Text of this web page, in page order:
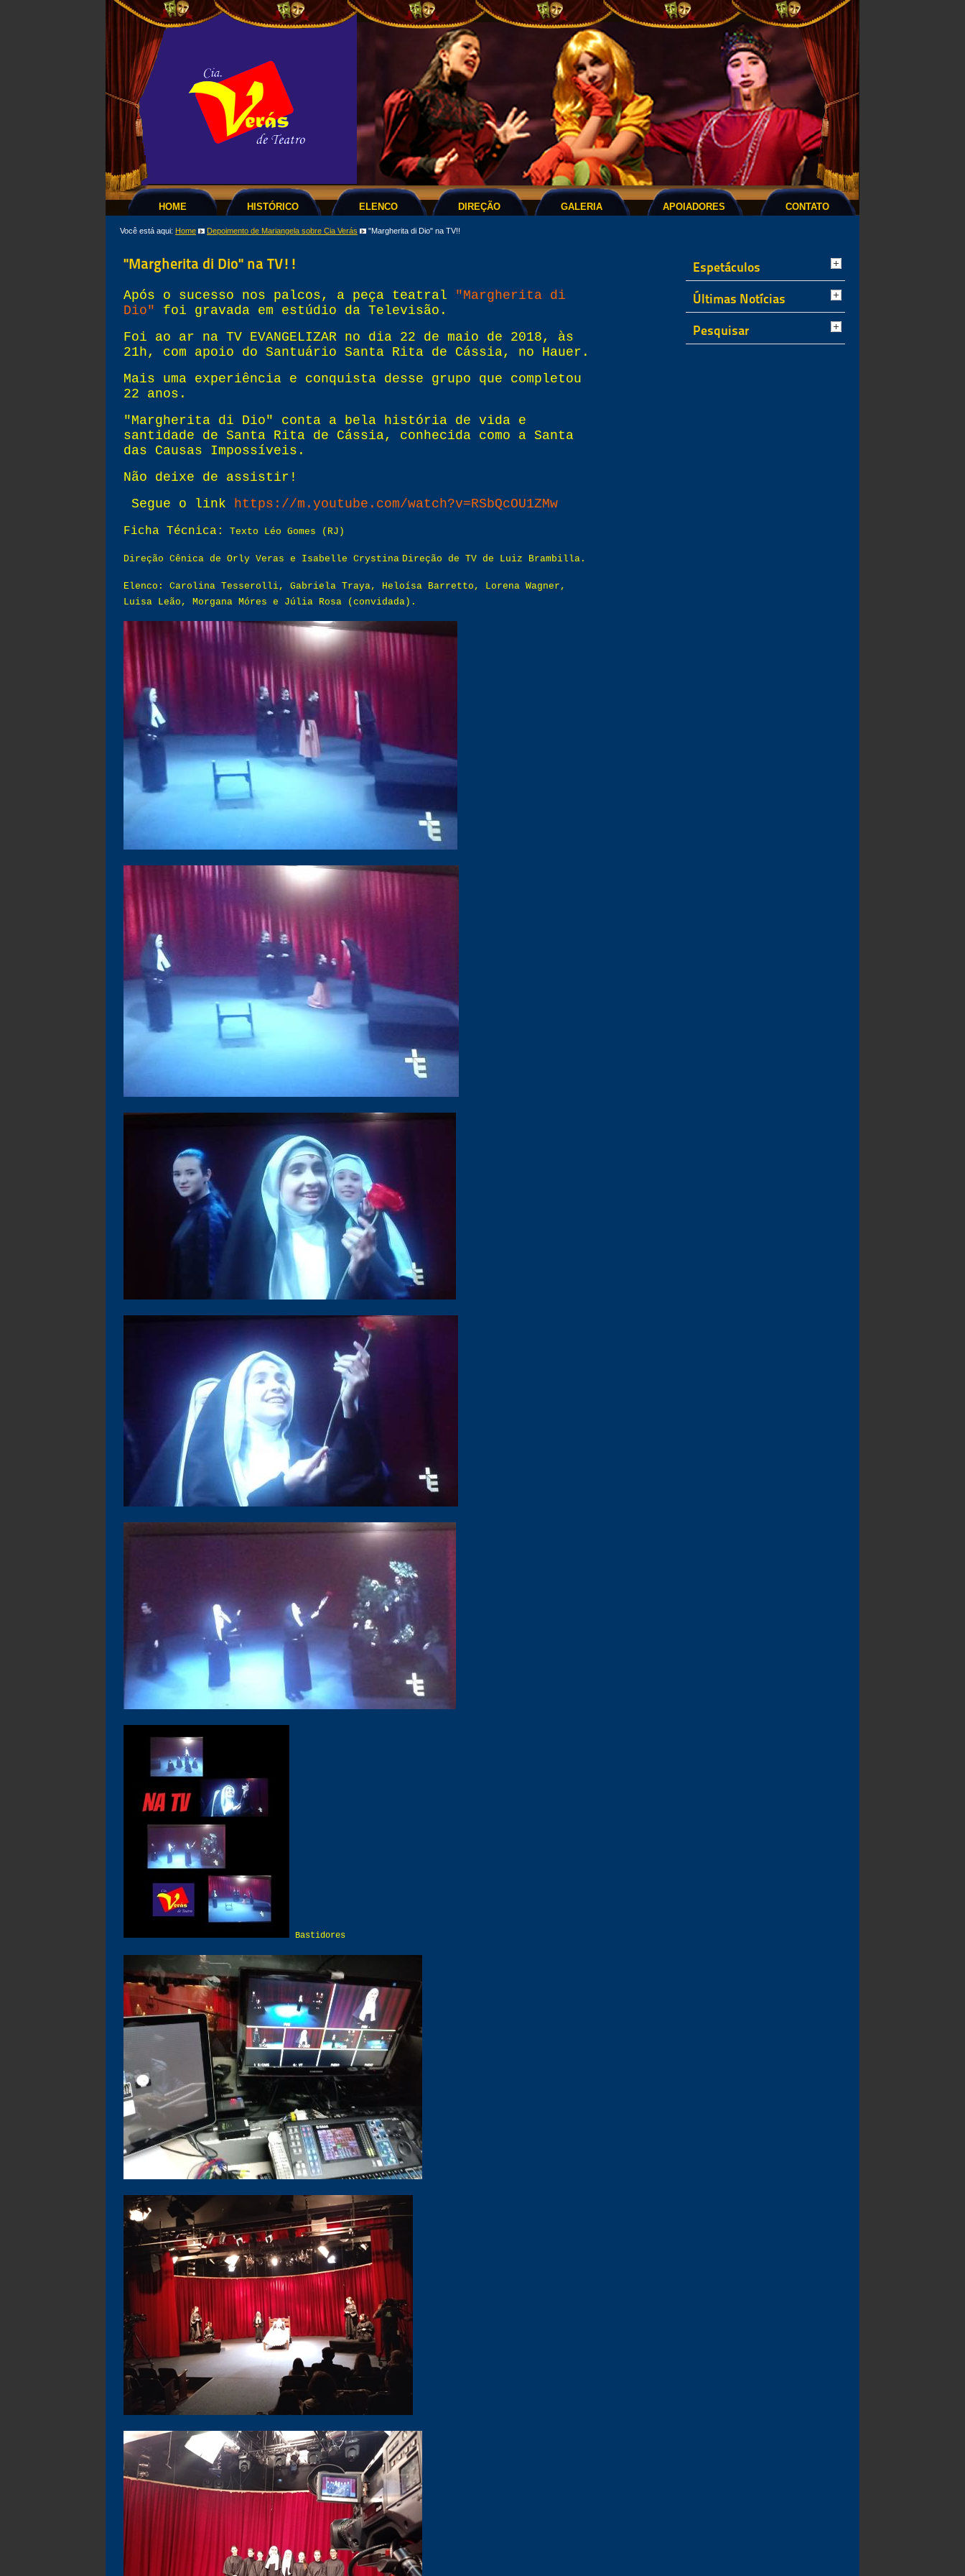
HOME HISTÓRICO ELENCO DIREÇÃO GALERIA APOIADORES CONTATO
Você está aqui: Home Depoimento de Mariangela sobre Cia Verás "Margherita di Dio" na TV!!
"Margherita di Dio" na TV!!
Após o sucesso nos palcos, a peça teatral "Margherita di
Dio" foi gravada em estúdio da Televisão.
Foi ao ar na TV EVANGELIZAR no dia 22 de maio de 2018, às
21h, com apoio do Santuário Santa Rita de Cássia, no Hauer.
Mais uma experiência e conquista desse grupo que completou
22 anos.
"Margherita di Dio" conta a bela história de vida e
santidade de Santa Rita de Cássia, conhecida como a Santa
das Causas Impossíveis.
Não deixe de assistir!
Segue o link https://m.youtube.com/watch?v=RSbQcOU1ZMw
Ficha Técnica: Texto Léo Gomes (RJ)
Direção Cênica de Orly Veras e Isabelle Crystina Direção de TV de Luiz Brambilla.
Elenco: Carolina Tesserolli, Gabriela Traya, Heloísa Barretto, Lorena Wagner,
Luisa Leão, Morgana Móres e Júlia Rosa (convidada).
Bastidores
Espetáculos
Últimas Notícias
Pesquisar